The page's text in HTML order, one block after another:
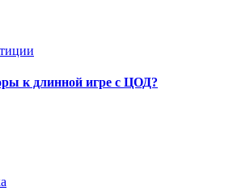
к длинной игре с ЦОД?